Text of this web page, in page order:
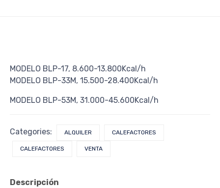
MODELO BLP-17, 8.600-13.800Kcal/h
MODELO BLP-33M, 15.500-28.400Kcal/h
MODELO BLP-53M, 31.000-45.600Kcal/h
Categories: ALQUILER CALEFACTORES
CALEFACTORES VENTA
Descripción